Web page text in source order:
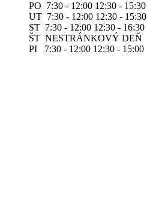
PO 7:30 - 12:00 12:30 - 15:30
UT 7:30 - 12:00 12:30 - 15:30
ST 7:30 - 12:00 12:30 - 16:30
ŠT NESTRÁNKOVÝ DEŇ
PI 7:30 - 12:00 12:30 - 15:00